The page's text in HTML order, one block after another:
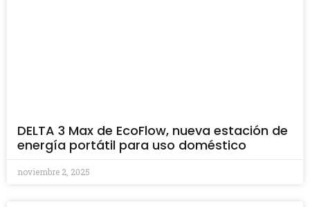
DELTA 3 Max de EcoFlow, nueva estación de
energía portátil para uso doméstico
noviembre 2, 2025